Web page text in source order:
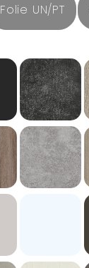
Folie UN/PT